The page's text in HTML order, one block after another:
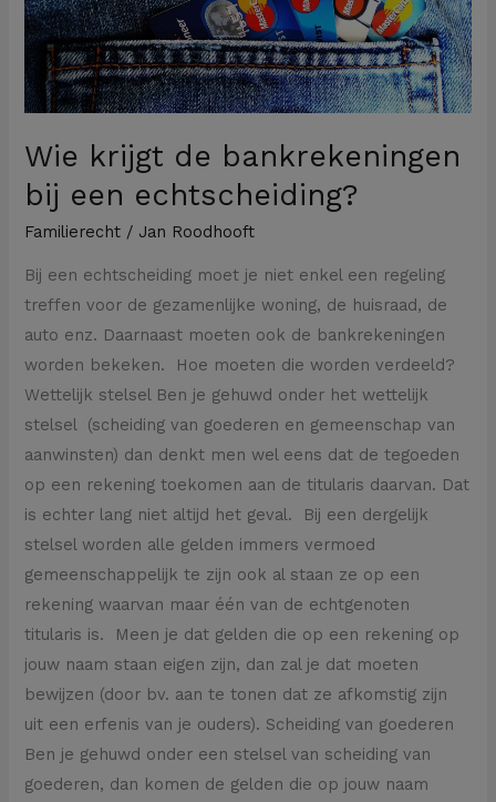
Wie krijgt de bankrekeningen
bij een echtscheiding?
Familierecht / Jan Roodhooft
Bij een echtscheiding moet je niet enkel een regeling
treffen voor de gezamenlijke woning, de huisraad, de
auto enz. Daarnaast moeten ook de bankrekeningen
worden bekeken. Hoe moeten die worden verdeeld?
Wettelijk stelsel Ben je gehuwd onder het wettelijk
stelsel (scheiding van goederen en gemeenschap van
aanwinsten) dan denkt men wel eens dat de tegoeden
op een rekening toekomen aan de titularis daarvan. Dat
is echter lang niet altijd het geval. Bij een dergelijk
stelsel worden alle gelden immers vermoed
gemeenschappelijk te zijn ook al staan ze op een
rekening waarvan maar één van de echtgenoten
titularis is. Meen je dat gelden die op een rekening op
jouw naam staan eigen zijn, dan zal je dat moeten
bewijzen (door bv. aan te tonen dat ze afkomstig zijn
uit een erfenis van je ouders). Scheiding van goederen
Ben je gehuwd onder een stelsel van scheiding van
goederen, dan komen de gelden die op jouw naam
echtscheiding?